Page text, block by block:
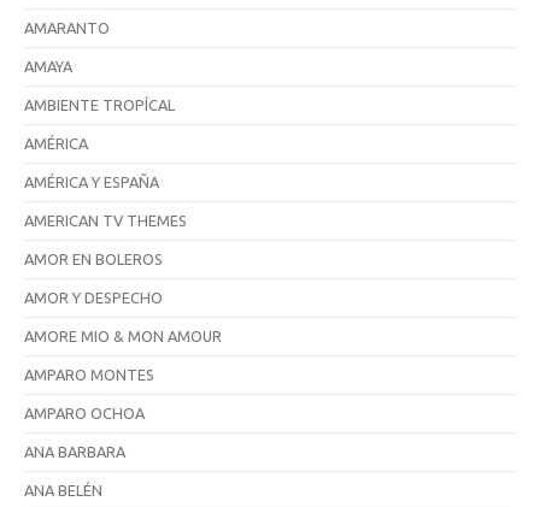
AMARANTO
AMAYA
AMBIENTE TROPÍCAL
AMÉRICA
AMÉRICA Y ESPAÑA
AMERICAN TV THEMES
AMOR EN BOLEROS
AMOR Y DESPECHO
AMORE MIO & MON AMOUR
AMPARO MONTES
AMPARO OCHOA
ANA BARBARA
ANA BELÉN